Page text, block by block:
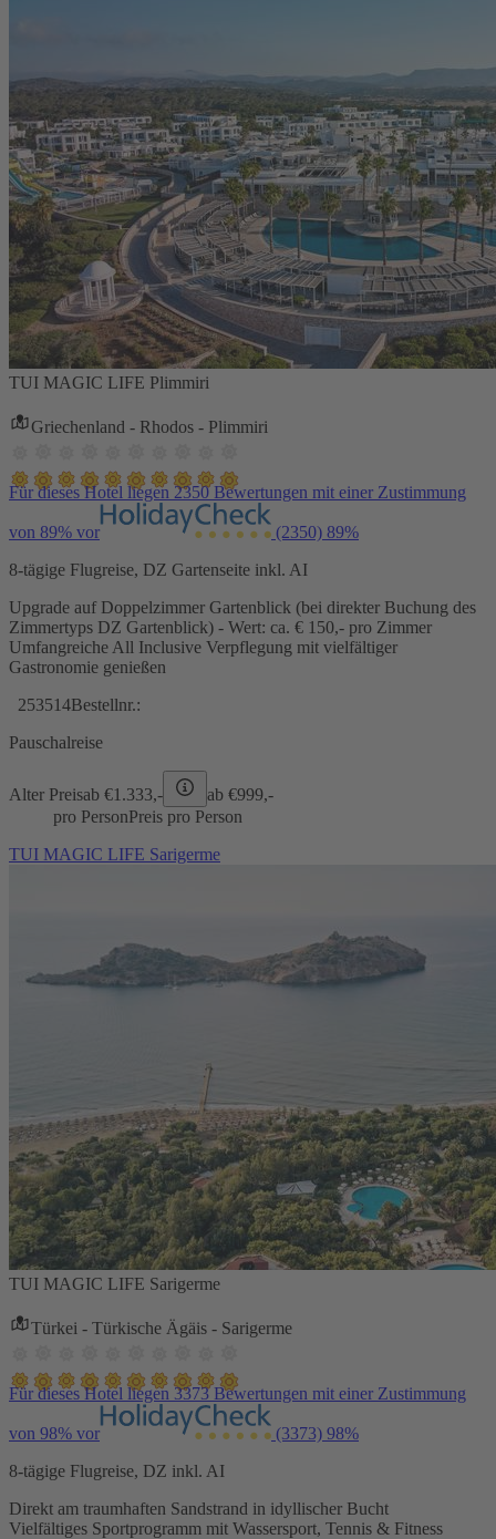
TUI MAGIC LIFE Plimmiri
Griechenland - Rhodos - Plimmiri
Für dieses Hotel liegen 2350 Bewertungen mit einer Zustimmung
von 89% vor (2350) 89%
8-tägige Flugreise, DZ Gartenseite inkl. AI
Upgrade auf Doppelzimmer Gartenblick (bei direkter Buchung des
Zimmertyps DZ Gartenblick) - Wert: ca. € 150,- pro Zimmer
Umfangreiche All Inclusive Verpflegung mit vielfältiger
Gastronomie genießen
253514Bestellnr.:
Pauschalreise
Alter Preisab €1.333,- ab €999,-
pro PersonPreis pro Person
TUI MAGIC LIFE Sarigerme
TUI MAGIC LIFE Sarigerme
Türkei - Türkische Ägäis - Sarigerme
Für dieses Hotel liegen 3373 Bewertungen mit einer Zustimmung
von 98% vor (3373) 98%
8-tägige Flugreise, DZ inkl. AI
Direkt am traumhaften Sandstrand in idyllischer Bucht
Vielfältiges Sportprogramm mit Wassersport, Tennis & Fitness